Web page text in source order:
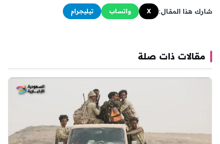
شارك هذا المقال: X واتساب تيليجرام
مقالات ذات صلة